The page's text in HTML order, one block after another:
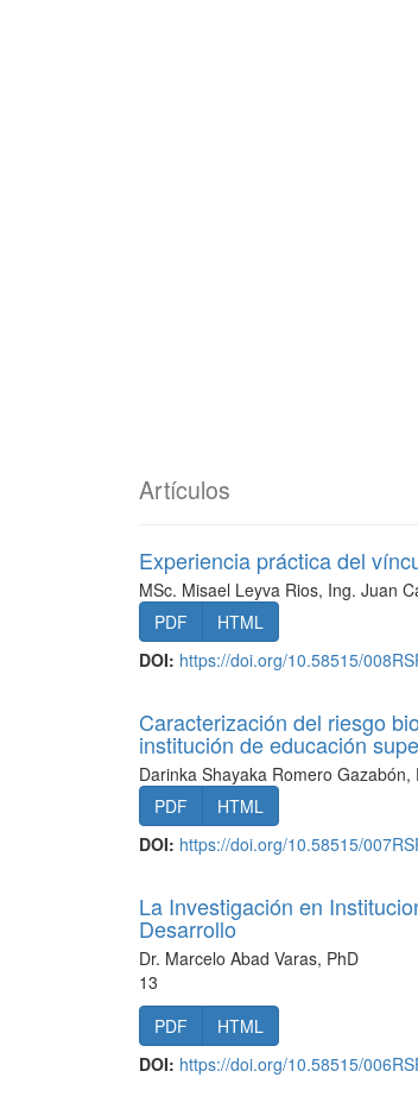
Artículos
Experiencia práctica del
MSc. Misael Leyva Rios, Ing. Juan
PDF
HTML
DOI: https://doi.org/10.58515/
Caracterización del riesgo
institución de educación
Darinka Shayaka Romero
PDF
HTML
DOI: https://doi.org/10.58515/
La Investigación en
Desarrollo
Dr. Marcelo Abad Varas, PhD
13
PDF
HTML
DOI: https://doi.org/10.58515/